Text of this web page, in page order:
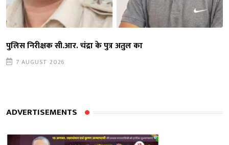
पुलिस निरीक्षक सी.आर. चंद्रा के पुत्र अतुल का
7 AUGUST 2026
ADVERTISEMENTS